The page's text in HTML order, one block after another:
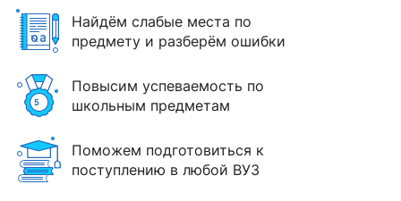
Найдём слабые места по
предмету и разберём ошибки
Повысим успеваемость по
школьным предметам
Поможем подготовиться к
поступлению в любой ВУЗ